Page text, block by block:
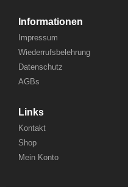
Informationen
Impressum
Wiederrufsbelehrung
Datenschutz
AGBs
Links
Kontakt
Shop
Mein Konto